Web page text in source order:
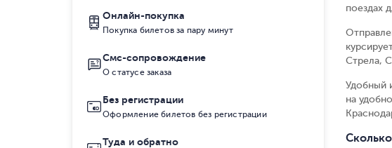
поездах
Стрела,
Удобный
на
Онлайн-покупка
Покупка билетов за пару минут
Смс-сопровождение
О статусе заказа
Без регистрации
Оформление билетов без регистрации
Туда и обратно